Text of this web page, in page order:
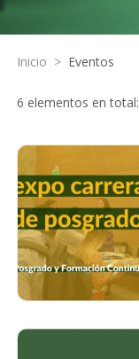
Inicio > Eventos
6 elementos en total: